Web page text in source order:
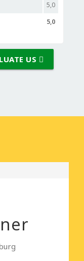
5,0
5,0
US